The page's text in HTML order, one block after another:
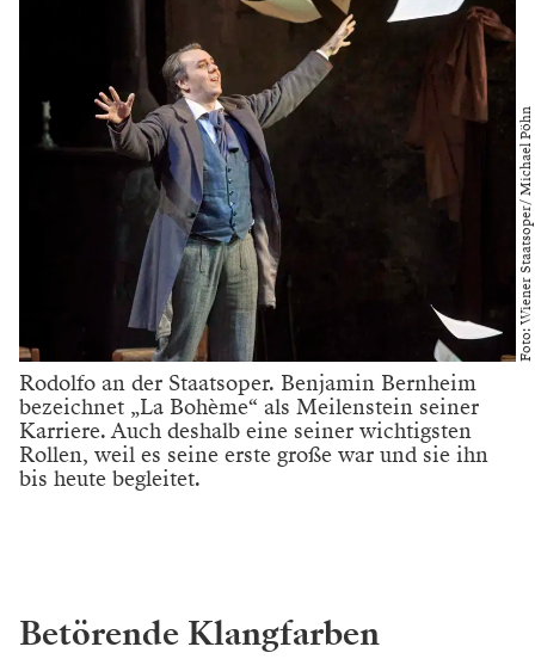
Foto: Wiener Staatsoper/ Michael Pöhn
Rodolfo an der Staatsoper. Benjamin Bernheim
bezeichnet „La Bohème“ als Meilenstein seiner
Karriere. Auch deshalb eine seiner wichtigsten
Rollen, weil es seine erste große war und sie ihn
bis heute begleitet.
Betörende Klangfarben